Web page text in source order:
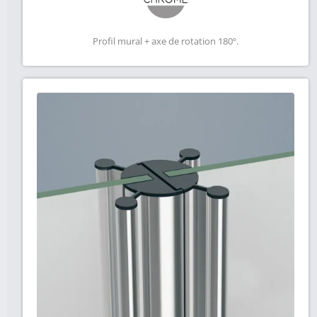
Profil mural + axe de rotation 180º.